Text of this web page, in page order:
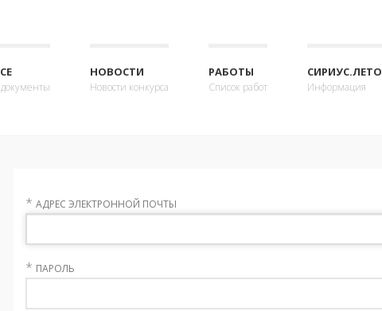
НОВОСТИ
Новости конкурса
РАБОТЫ
Список работ
СИРИУС.ЛЕТО
Информация
* АДРЕС ЭЛЕКТРОННОЙ ПОЧТЫ
* ПАРОЛЬ